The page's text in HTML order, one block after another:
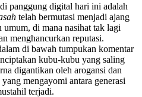
panggung digital hari ini adalah
telah bermutasi menjadi ajang
di mana nasihat tak lagi
menghancurkan reputasi.
di bawah tumpukan komentar
kubu-kubu yang saling
digantikan oleh arogansi dan
mengayomi antara generasi
terjadi.